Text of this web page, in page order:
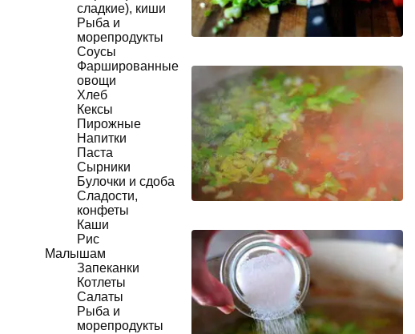
сладкие), киши
Рыба и
морепродукты
Соусы
Фаршированные
овощи
Хлеб
Кексы
Пирожные
Напитки
Паста
Сырники
Булочки и сдоба
Сладости,
конфеты
Каши
Рис
Малышам
Запеканки
Котлеты
Салаты
Рыба и
морепродукты